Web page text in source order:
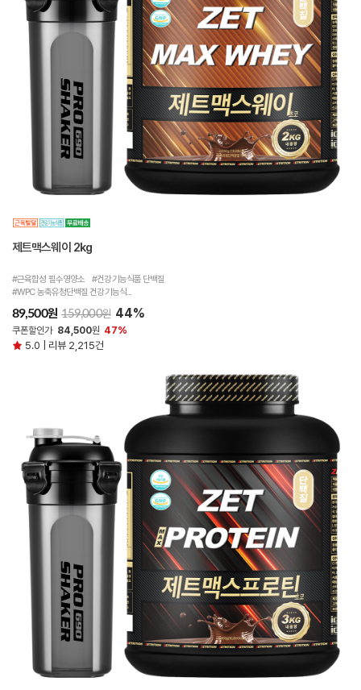
제트맥스웨이 2kg
#근육합성 필수영양소 #건강기능식품 단백질
#WPC 농축유청단백질 건강기능식...
89,500원 159,000원 44%
쿠폰할인가 84,500원 47%
5.0 | 리뷰 2,215건